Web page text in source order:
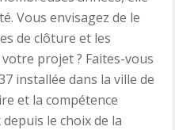
Vous envisagez de le
de clôture et les
projet ? Faites-vous
installée dans la ville de
et la compétence
le choix de la